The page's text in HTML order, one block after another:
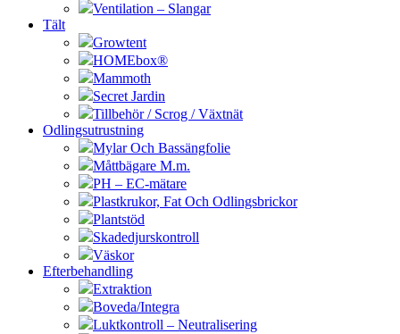
Ventilation – Slangar
Tält
Growtent
HOMEbox®
Mammoth
Secret Jardin
Tillbehör / Scrog / Växtnät
Odlingsutrustning
Mylar Och Bassängfolie
Måttbägare M.m.
PH – EC-mätare
Plastkrukor, Fat Och Odlingsbrickor
Plantstöd
Skadedjurskontroll
Väskor
Efterbehandling
Extraktion
Boveda/Integra
Luktkontroll – Neutralisering